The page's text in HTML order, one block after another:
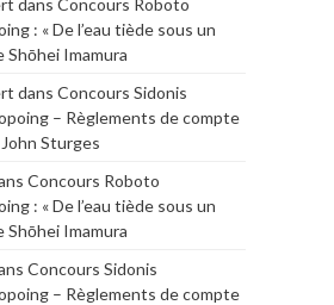
dans Concours Roboto
: « De l’eau tiède sous un
Shōhei Imamura
dans Concours Sidonis
– Règlements de compte
Sturges
Concours Roboto
: « De l’eau tiède sous un
Shōhei Imamura
Concours Sidonis
– Règlements de compte